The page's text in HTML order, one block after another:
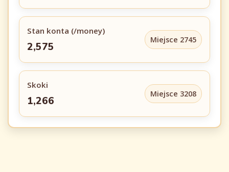
Stan konta (/money)
2,575
Miejsce 2745
Skoki
1,266
Miejsce 3208